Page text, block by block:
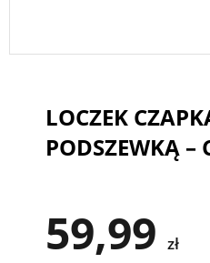
LOCZEK
PODSZEWKĄ –
59,99 zł